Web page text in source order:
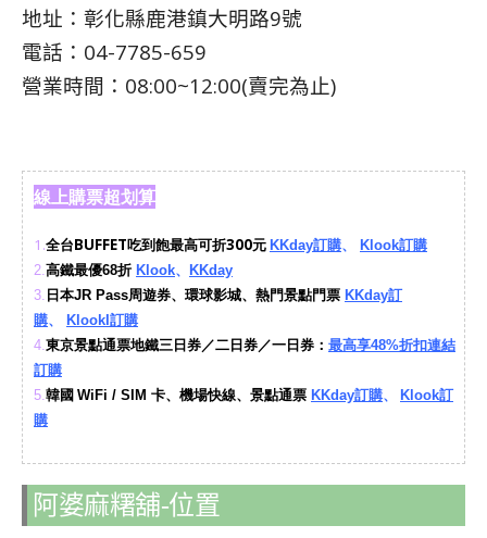
地址：彰化縣鹿港鎮大明路9號
電話：04-7785-659
營業時間：08:00~12:00(賣完為止)
線上購票超划算
1.全台BUFFET吃到飽最高可折300元 KKday訂購、 Klook訂購
2. 高鐵最優68折 Klook、 KKday
3. 日本JR Pass周遊券、環球影城、熱門景點門票 KKday訂
購、 KlookI訂購
4. 東京景點通票地鐵三日券／二日券／一日券： 最高享48%折扣連結
訂購
5. 韓國 WiFi / SIM 卡、機場快線、景點通票 KKday訂購、
Klook訂
購
阿婆麻糬舖-位置